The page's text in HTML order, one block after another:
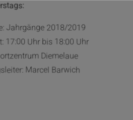
Jahrgänge 2018/2019
17:00 Uhr bis 18:00 Uhr
Diemelaue
Marcel Barwich